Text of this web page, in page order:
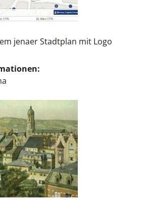
jenaer Stadtplan mit Logo